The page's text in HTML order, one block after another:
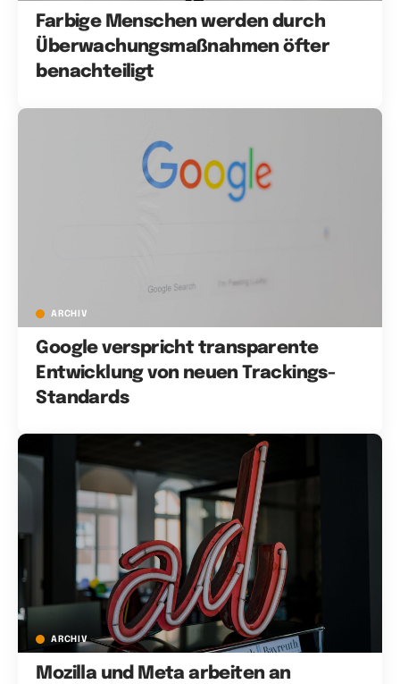
Farbige Menschen werden durch
Überwachungsmaßnahmen öfter
benachteiligt
ARCHIV
Google verspricht transparente
Entwicklung von neuen Trackings-
Standards
ARCHIV
Mozilla und Meta arbeiten an